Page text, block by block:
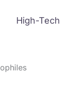
High-Tech